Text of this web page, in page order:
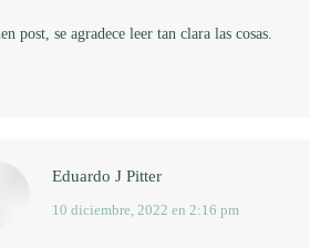
post, se agradece leer tan clara las cosas.
Eduardo J Pitter
dice:
10 diciembre, 2022 en 2:16 pm